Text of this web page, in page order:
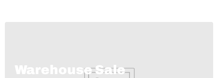
Warehouse Sale